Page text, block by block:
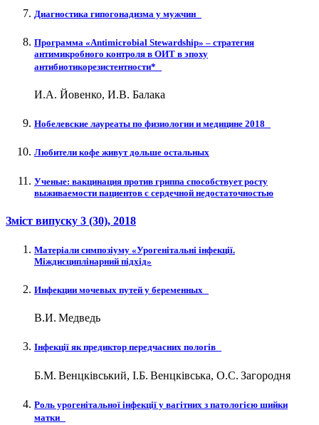
Диагностика гипогонадизма у мужчин
Программа «Antimicrobial Stewardship» – стратегия
антимикробного контроля в ОИТ в эпоху
антибиотикорезистентности*
И.А. Йовенко, И.В. Балака
Нобелевские лауреаты по физиологии и медицине 2018
Любители кофе живут дольше остальных
Ученые: вакцинация против гриппа способствует росту
выживаемости пациентов с сердечной недостаточностью
Зміст випуску 3 (30), 2018
Матеріали симпозіуму «Урогенітальні інфекції.
Міждисциплінарний підхід»
Инфекции мочевых путей у беременных
В.И. Медведь
Інфекції як предиктор передчасних пологів
Б.М. Венцківський, І.Б. Венцківська, О.С. Загородня
Роль урогенітальної інфекції у вагітних з патологією шийки
матки